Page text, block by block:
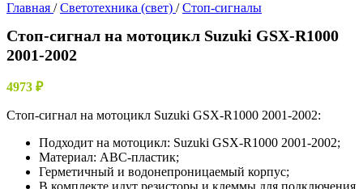
Главная / Светотехника (свет) / Стоп-сигналы
Стоп-сигнал на мотоцикл Suzuki GSX-R1000
2001-2002
4973 ₽
Стоп-сигнал на мотоцикл Suzuki GSX-R1000 2001-2002:
Подходит на мотоцикл: Suzuki GSX-R1000 2001-2002;
Материал: АВС-пластик;
Герметичный и водонепроницаемый корпус;